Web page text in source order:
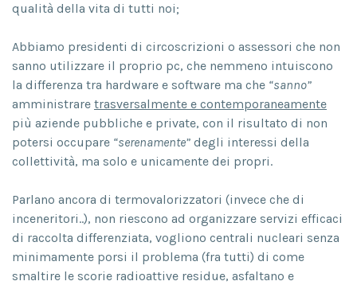
qualità della vita di tutti noi;
Abbiamo presidenti di circoscrizioni o assessori che non
sanno utilizzare il proprio pc, che nemmeno intuiscono
la differenza tra hardware e software ma che “sanno”
amministrare trasversalmente e contemporaneamente
più aziende pubbliche e private, con il risultato di non
potersi occupare “serenamente” degli interessi della
collettività, ma solo e unicamente dei propri.
Parlano ancora di termovalorizzatori (invece che di
inceneritori..), non riescono ad organizzare servizi efficaci
di raccolta differenziata, vogliono centrali nucleari senza
minimamente porsi il problema (fra tutti) di come
smaltire le scorie radioattive residue, asfaltano e